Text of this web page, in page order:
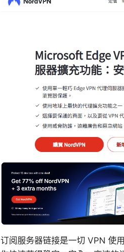
订阅服务器链接是一切 VPN 使